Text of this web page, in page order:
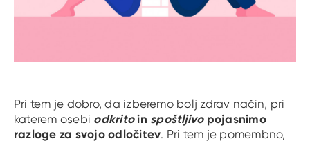
Pri tem je dobro, da izberemo bolj zdrav način, pri
katerem osebi odkritoin spoštljivopojasnimo
razloge za svojo odločitev. Pri tem je pomembno,